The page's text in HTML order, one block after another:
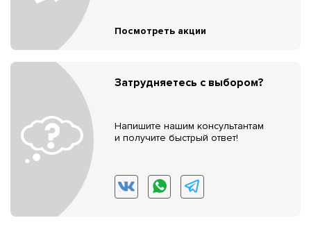
Посмотреть акции
Затрудняетесь с выбором?
Напишите нашим консультантам
и получите быстрый ответ!